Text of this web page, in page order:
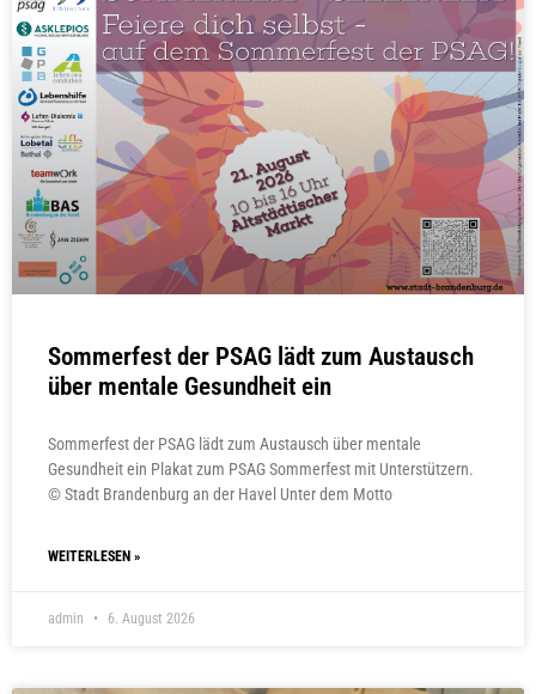
Sommerfest der PSAG lädt zum Austausch
über mentale Gesundheit ein
Sommerfest der PSAG lädt zum Austausch über mentale
Gesundheit ein Plakat zum PSAG Sommerfest mit Unterstützern.
© Stadt Brandenburg an der Havel Unter dem Motto
WEITERLESEN »
admin 6. August 2026